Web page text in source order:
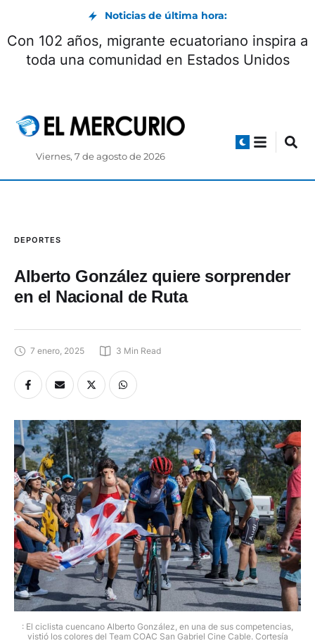
Noticias de última hora:
Con 102 años, migrante ecuatoriano inspira a
toda una comunidad en Estados Unidos
Viernes, 7 de agosto de 2026
DEPORTES
Alberto González quiere sorprender
en el Nacional de Ruta
7 enero, 2025 3 Min Read
: El ciclista cuencano Alberto González, en una de sus competencias,
vistió los colores del Team COAC San Gabriel Cine Cable. Cortesía